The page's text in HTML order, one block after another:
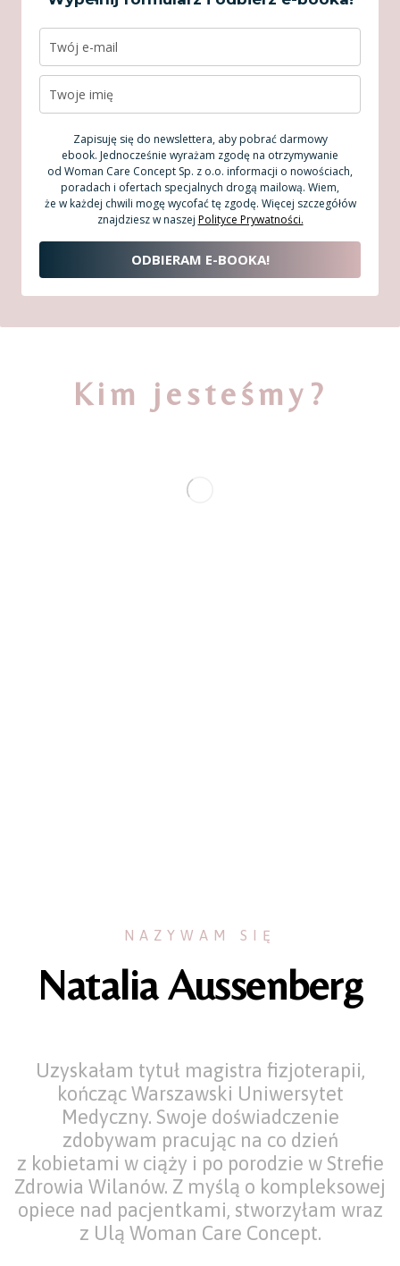
Zapisuję się do newslettera, aby pobrać darmowy
ebook. Jednocześnie wyrażam zgodę na otrzymywanie
od Woman Care Concept Sp. z o.o. informacji o nowościach,
poradach i ofertach specjalnych drogą mailową. Wiem,
że w każdej chwili mogę wycofać tę zgodę. Więcej szczegółów
znajdziesz w naszej Polityce Prywatności.
ODBIERAM E-BOOKA!
Kim jesteśmy?
NAZYWAM SIĘ
Natalia Aussenberg
Uzyskałam tytuł magistra fizjoterapii,
kończąc Warszawski Uniwersytet
Medyczny. Swoje doświadczenie
zdobywam pracując na co dzień
z kobietami w ciąży i po porodzie w Strefie
Zdrowia Wilanów. Z myślą o kompleksowej
opiece nad pacjentkami, stworzyłam wraz
z Ulą Woman Care Concept.